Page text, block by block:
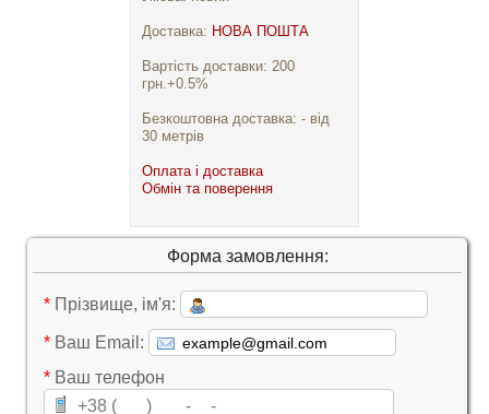
Доставка: НОВА ПОШТА
Вартість доставки: 200
грн.+0.5%
Безкоштовна доставка: - від
30 метрів
Оплата і доставка
Обмін та поверення
Форма замовлення:
* Прізвище, ім'я:
* Ваш Email:
* Ваш телефон